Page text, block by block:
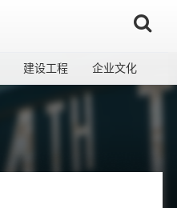
建设工程 企业文化